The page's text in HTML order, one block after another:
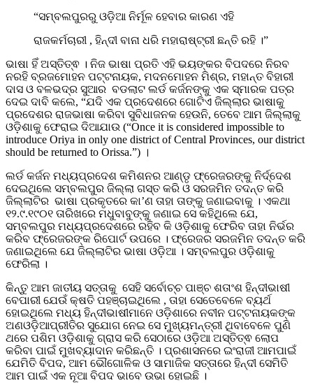
“ସମ୍ବଲପୁରରୁ ଓଡ଼ିଆ ନିର୍ମୂଳ ହେବାର କାରଣ ଏହି
ରାଜକର୍ମଚାରୀ , ହିନ୍ଦୀ ବାନା ଧରି ମହାରାଷ୍ଟ୍ରୀ ଛନ୍ତି ରହି ।”
ଭାଷା ହିଁ ଅସ୍ତିତ୍ଵ । ନିଜ ଭାଷା ପ୍ରତି ଏହି ଭୟଙ୍କର ବିପଦରେ ନିରବ
ନରହି ବ୍ରଜମୋହନ ପଟ୍ଟନାୟକ, ମଦନମୋହନ ମିଶ୍ର, ମହାନ୍ତ ବିହାରୀ
ଦାସ ଓ ବଳଭଦ୍ର ସୁଆର ବଡଲାଟ ଲର୍ଡ କର୍ଜନଙ୍କୁ ଏକ ସ୍ମାରକ ପତ୍ର
ଦେଇ ଦାବି କଲେ, “ଯଦି ଏକ ପ୍ରଦେଶରେ ଗୋଟିଏ ଜିଲ୍ଲାର ଭାଷାକୁ
ପ୍ରଦେଶର ରାଜଭାଷା କରିବା ସୁବିଧାଜନକ ହେଉନି, ତେବେ ଆମ ଜିଲ୍ଲାକୁ
ଓଡ଼ିଶାକୁ ଫେରାଇ ଦିଆଯାଉ (“Once it is considered impossible to
introduce Oriya in only one district of Central Provinces, our district
should be returned to Orissa.”) ।
ଲର୍ଡ କର୍ଜନ ମଧ୍ୟପ୍ରଦେଶ କମିଶନର ଆଣ୍ଡୃ ଫ୍ରେଜରଙ୍କୁ ନିର୍ଦ୍ଦେଶ
ଦେଇଥିଲେ ସମ୍ବଲପୁର ଜିଲ୍ଲା ଗସ୍ତ କରି ଓ ସରଜମିନ ତଦନ୍ତ କରି
ଜିଲ୍ଲାଟିର ଭାଷା ପ୍ରକୃତରେ କା’ଣ ତାହା ତାଙ୍କୁ ଜଣାଇବାକୁ । ଏକଥା
୧୨.୯.୧୯୦୧ ତାରିଖରେ ମଧୁବାବୁଙ୍କୁ ଜଣାଇ ସେ କହିଥିଲେ ଯେ,
ସମ୍ବଲପୁର ମଧ୍ୟପ୍ରଦେଶରେ ରହିବ କି ଓଡ଼ିଶାକୁ ଫେରିବ ତାହା ନିର୍ଭର
କରିବ ଫ୍ରେଜରଙ୍କ ରିପୋର୍ଟ ଉପରେ । ଫ୍ରେଜର ସରଜମିନ ତଦନ୍ତ କରି
ଜଣାଇଥିଲେ ଯେ ଜିଲ୍ଲାଟିର ଭାଷା ଓଡ଼ିଆ । ସମ୍ବଲପୁର ଓଡ଼ିଶାକୁ
ଫେରିଲା ।
କିନ୍ତୁ ଆମ ଜାତୀୟ ସତ୍ତାକୁ ସେହି ସର୍ବୋଚ୍ଚ ପାଞ୍ଚ ଶତାଂଶ ହିନ୍ଦୀଭାଷୀ
ବେପାରୀ ଯେଉଁ କ୍ଷତି ପହଞ୍ଚାଇଥିଲେ , ତାହା ସେତେବେଳେ ବ୍ୟର୍ଥ
ହୋଇଥିଲେ ମଧ୍ୟ ହିନ୍ଦୀଭାଷୀମାନେ ଓଡ଼ିଶାରେ ନବୀନ ପଟ୍ଟନାୟକଙ୍କ
ଅଣଓଡ଼ିଆପ୍ରୀତିର ସୁଯୋଗ ନେଇ ସେ ମୁଖ୍ୟମନ୍ତ୍ରୀ ଥିବାବେଳେ ପୁଣି
ଥରେ ପଶିମ ଓଡ଼ିଶାକୁ ଗ୍ରାସ କରି ସେଠାରେ ଓଡ଼ିଆ ଅସ୍ତିତ୍ଵ ଲୋପ
କରିବା ପାଇଁ ମୁଖବ୍ୟାଦାନ କରିଛନ୍ତି । ପ୍ରଶାସନରେ ଇଂରାଜୀ ଆମପାଇଁ
ଯେମିତି ବିପଦ, ଆମ ଭୌଗୋଳିକ ଓ ସାମାଜିକ ସତ୍ତାରେ ହିନ୍ଦୀ ସେମିତି
ଆମ ପାଇଁ ଏକ ନୂଆ ବିପଦ ଭାବେ ଉଭା ହୋଇଛି ।